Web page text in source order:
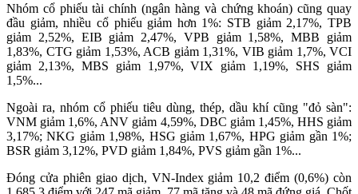
Nhóm cổ phiếu tài chính (ngân hàng và chứng khoán) cũng quay
đầu giảm, nhiều cổ phiếu giảm hơn 1%: STB giảm 2,17%, TPB
giảm 2,52%, EIB giảm 2,47%, VPB giảm 1,58%, MBB giảm
1,83%, CTG giảm 1,53%, ACB giảm 1,31%, VIB giảm 1,7%, VCI
giảm 2,13%, MBS giảm 1,97%, VIX giảm 1,19%, SHS giảm
1,5%...
Ngoài ra, nhóm cổ phiếu tiêu dùng, thép, dầu khí cũng "đỏ sàn":
VNM giảm 1,6%, ANV giảm 4,59%, DBC giảm 1,45%, HHS giảm
3,17%; NKG giảm 1,98%, HSG giảm 1,67%, HPG giảm gần 1%;
BSR giảm 3,12%, PVD giảm 1,84%, PVS giảm gần 1%...
Đóng cửa phiên giao dịch, VN-Index giảm 10,2 điểm (0,6%) còn